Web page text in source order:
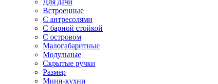
Для дачи
Встроенные
С антресолями
С барной стойкой
С островом
Малогабаритные
Модульные
Скрытые ручки
Размер
Мини-кухни